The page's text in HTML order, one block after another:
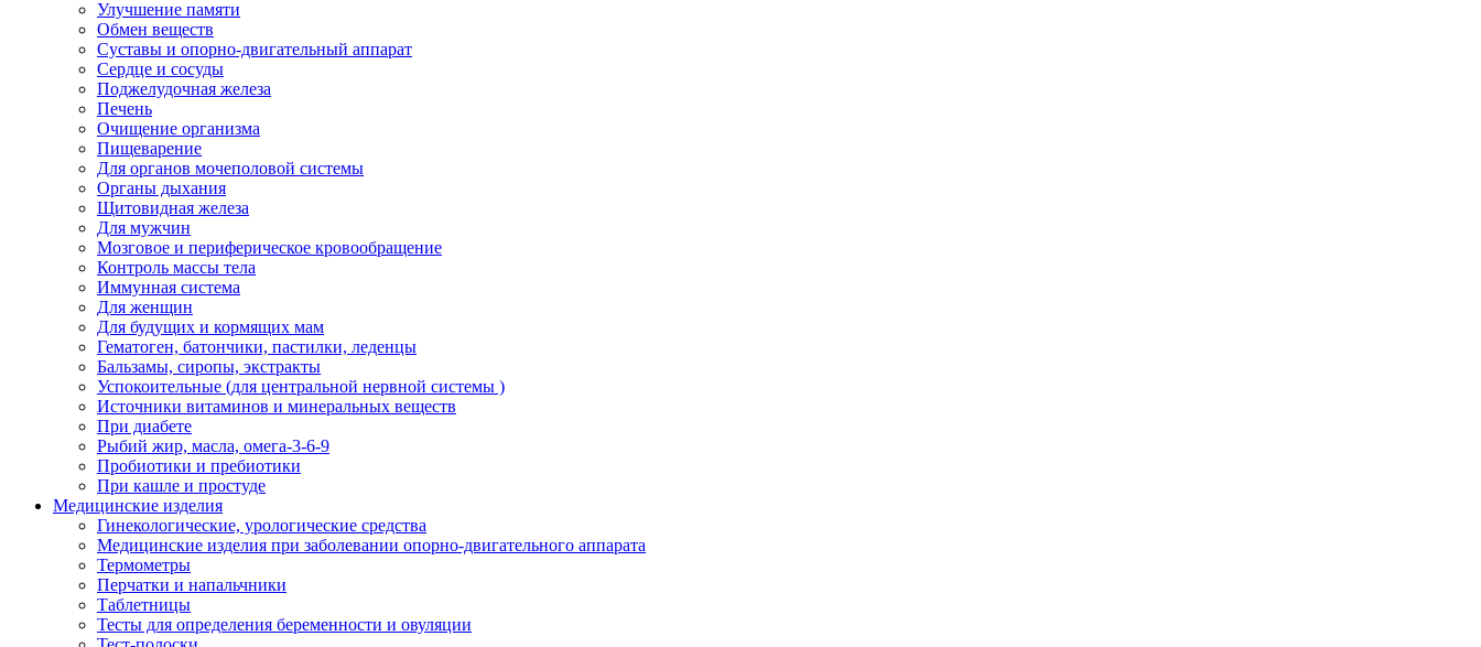
Улучшение памяти
Обмен веществ
Суставы и опорно-двигательный аппарат
Сердце и сосуды
Поджелудочная железа
Печень
Очищение организма
Пищеварение
Для органов мочеполовой системы
Органы дыхания
Щитовидная железа
Для мужчин
Мозговое и периферическое кровообращение
Контроль массы тела
Иммунная система
Для женщин
Для будущих и кормящих мам
Гематоген, батончики, пастилки, леденцы
Бальзамы, сиропы, экстракты
Успокоительные (для центральной нервной системы )
Источники витаминов и минеральных веществ
При диабете
Рыбий жир, масла, омега-3-6-9
Пробиотики и пребиотики
При кашле и простуде
Медицинские изделия
Гинекологические, урологические средства
Медицинские изделия при заболевании опорно-двигательного аппарата
Термометры
Перчатки и напальчники
Таблетницы
Тесты для определения беременности и овуляции